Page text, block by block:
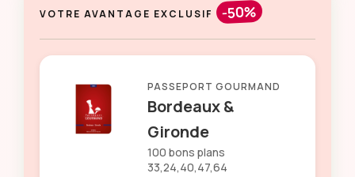
VOTRE AVANTAGE EXCLUSIF -50%
PASSEPORT GOURMAND
Bordeaux &
Gironde
100 bons plans
33,24,40,47,64